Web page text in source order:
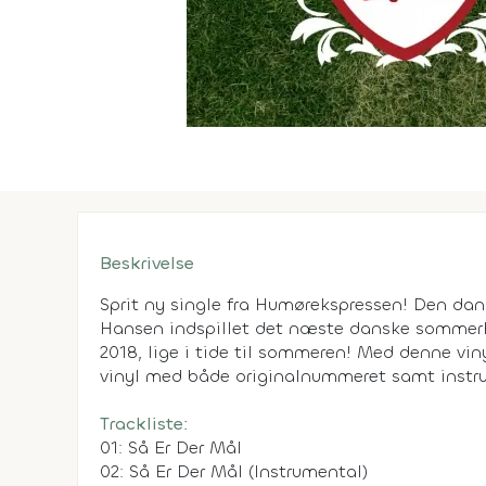
Beskrivelse
Sprit ny single fra Humørekspressen! Den
Hansen indspillet det næste danske
2018, lige i tide til sommeren! Med denne
vinyl med både originalnummeret samt
Trackliste:
01: Så Er Der Mål
02: Så Er Der Mål (Instrumental)